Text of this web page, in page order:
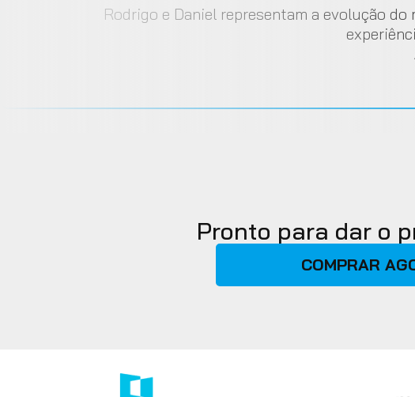
Rodrigo e Daniel representam a evolução
Pronto para dar o
COMPRAR